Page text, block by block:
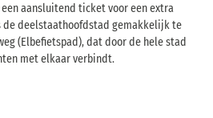
aansluitend ticket voor een extra
de deelstaathoofdstad gemakkelijk te
(Elbefietspad), dat door de hele stad
met elkaar verbindt.